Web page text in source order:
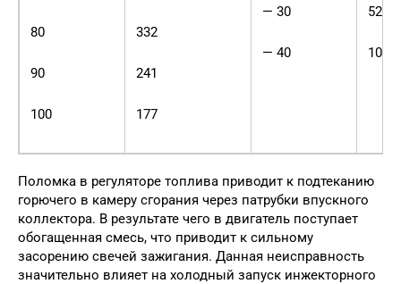
80
90
100
332
241
177
— 30
— 40
Поломка в регуляторе топлива приводит к подтеканию
горючего в камеру сгорания через патрубки впускного
коллектора. В результате чего в двигатель поступает
обогащенная смесь, что приводит к сильному
засорению свечей зажигания. Данная неисправность
значительно влияет на холодный запуск инжекторного